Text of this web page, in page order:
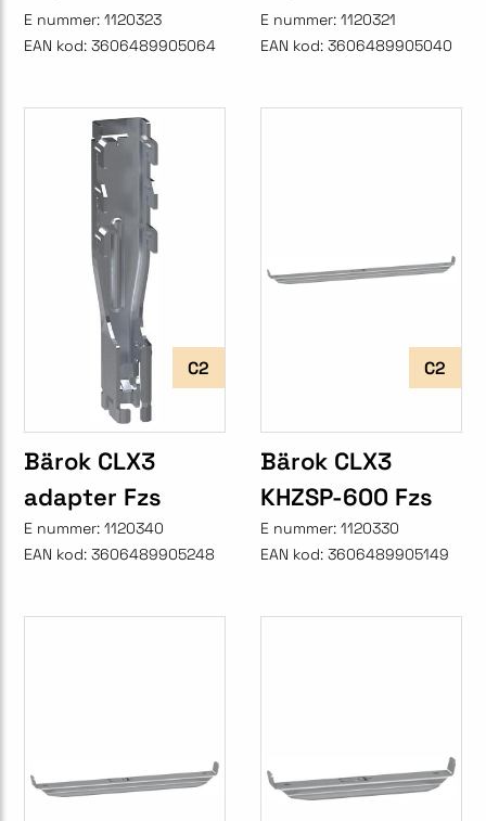
E nummer: 1120323
EAN kod: 3606489905064
E nummer: 1120321
EAN kod: 3606489905040
C2
Bärok CLX3
adapter Fzs
E nummer: 1120340
EAN kod: 3606489905248
C2
Bärok CLX3
KHZSP-600 Fzs
E nummer: 1120330
EAN kod: 3606489905149